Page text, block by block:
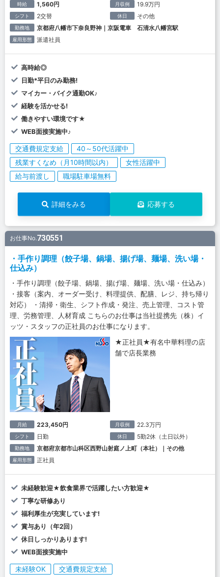
時給 1,560円 月収例 19.9万円
シフト 2交替 休日 その他
勤務地 京都府八幡市下奈良野神｜京阪電車 石清水八幡宮駅
雇用形態 派遣社員
高時給◎
日勤*平日のみ勤務!
マイカー・バイク通勤OK♪
経験を活かせる!
働きやすい環境です★
WEB面接実施中♪
交通費規定支給
40～50代活躍中
残業すくなめ（月10時間以内）
女性活躍中
給与前渡し
職場駐車場無料
詳細をみる 応募する
お仕事No.730551
・手作り調理（餃子場、鍋場、揚げ場、麺場、洗い場・
仕込み）
・手作り調理（餃子場、鍋場、揚げ場、麺場、洗い場・仕込み）
・接客（案内、オーダー受け、料理提供、配膳、レジ、持ち帰り
対応） ・清掃・衛生、シフト作成・発注、売上管理、コスト管
理、労務管理、人材育成 こちらのお仕事は当社提携先（株）イ
ッツ・スタッフの正社員のお仕事になります。
★正社員★有名中華料理の店
舗で店長業務
月給 223,450円 月収例 22.3万円
シフト 日勤 休日 5勤2休（土日以外）
勤務地 京都府京都市山科区西野山射庭ノ上町（本社）｜その他
雇用形態 正社員
未経験歓迎★飲食業界で活躍したい方歓迎★
丁寧な研修あり
福利厚生が充実しています!
賞与あり（年2回）
休日しっかりあります!
WEB面接実施中
未経験OK
交通費規定支給